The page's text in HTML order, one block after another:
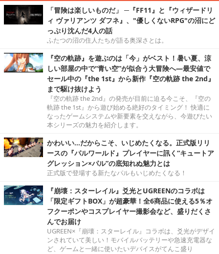
「冒険は楽しいものだ」 ─『FF11』と『ウィザードリ
ィ ヴァリアンツ ダフネ』、"優しくないRPG"の沼にど
っぷり沈んだ4人の話
ふたつの沼の住人たちが語る奥深さとは。
『空の軌跡』を遊ぶのは「今」がベスト！暑い夏、涼
しい部屋の中で“青い空”が似合う大冒険へ―最安値で
セール中の『the 1st』から新作『空の軌跡 the 2nd』
まで駆け抜けよう
『空の軌跡 the 2nd』の発売が目前に迫る今こそ、『空の
軌跡 the 1st』から遊び始める絶好のタイミング！ 快適に
なったゲームシステムや新要素を交えながら、今遊びたい
本シリーズの魅力を紹介します。
かわいい…だからこそ、いじめたくなる。正式版リリ
ースの『パルワールド』プレイヤーに訊く“キュートア
グレッション×パル”の底知れぬ魅力とは
正式版で登場する新たなパルもいじめたくなる！
『崩壊：スターレイル』爻光とUGREENのコラボは
「限定ギフトBOX」が超豪華！全6商品に使える5％オ
フクーポンやコスプレイヤー撮影会など、盛りだくさ
んでお届け
UGREEN×『崩壊：スターレイル』コラボは、爻光がデザイ
ンされていて美しい！モバイルバッテリーや急速充電器な
ど、ゲームと一緒に使いたいデバイスがてんこ盛り